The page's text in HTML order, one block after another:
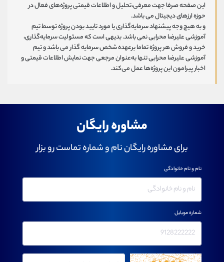
این صفحه صرفا جهت معرفی،تحلیل و اطلاعات قیمتی پروژه‌های فعال در
حوزه ارزهای دیجیتال می باشد.
و به هیچ وجه پیشنهاد سرمایه‌گذاری یا مورد تایید بودن پروژه توسط تیم
آموزشی علیرضا محرابی نمی باشد. بدیهی است که مسئولیت سرمایه‌گذاری،
خرید و فروش هر پروژه تماما برعهده شخص سرمایه گذار می باشد و تیم
آموزشی علیرضا محرابی تنها به‌عنوان مرجعی جهت نمایش اطلاعات قیمتی و
اخبار پیرامون این پروژه‌‌ها عمل می‌کند.
مشاوره رایگان
برای مشاوره رایگان نام و شماره تماست رو بزار
نام و نام خانوادگی
شماره موبایل